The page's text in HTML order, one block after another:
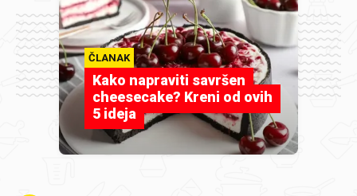
ČLANAK
Kako napraviti savršen
cheesecake? Kreni od ovih
5 ideja